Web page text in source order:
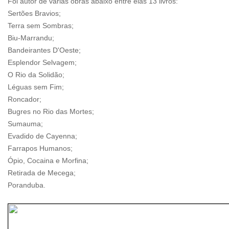
Sertões Bravios;
Terra sem Sombras;
Biu-Marrandu;
Bandeirantes D'Oeste;
Esplendor Selvagem;
O Rio da Solidão;
Léguas sem Fim;
Roncador;
Bugres no Rio das Mortes;
Sumauma;
Evadido de Cayenna;
Farrapos Humanos;
Ópio, Cocaina e Morfina;
Retirada de Mecega;
Poranduba.